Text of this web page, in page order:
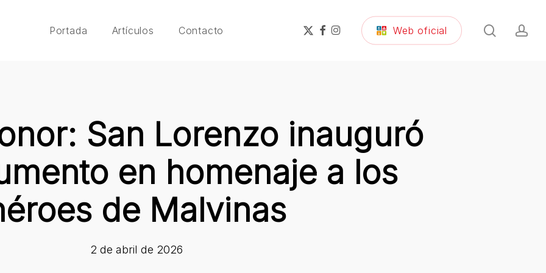
Portada Artículos Contacto
x-
twitter
facebook
instagram Web oficial search
San Lorenzo inauguró
en homenaje a los
de Malvinas
2 de abril de 2026